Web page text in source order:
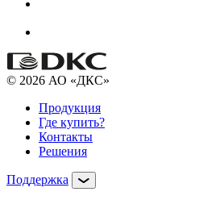
© 2026 АО «ДКС»
Продукция
Где купить?
Контакты
Решения
Поддержка